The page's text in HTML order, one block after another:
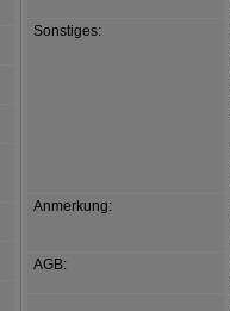
Sonstiges:
Anmerkung:
AGB: